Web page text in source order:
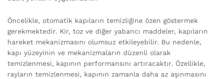
Öncelikle, otomatik kapıların temizliğine özen göstermek
gerekmektedir. Kir, toz ve diğer yabancı maddeler, kapıların
hareket mekanizmasını olumsuz etkileyebilir. Bu nedenle,
kapı yüzeyinin ve mekanizmaların düzenli olarak
temizlenmesi, kapının performansını artıracaktır. Özellikle,
rayların temizlenmesi, kapının zamanla daha az aşınmasını